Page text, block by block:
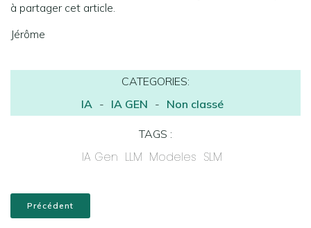
à partager cet article.
Jérôme
CATEGORIES:
IA - IA GEN - Non classé
TAGS :
IA Gen LLM Modeles SLM
Précédent